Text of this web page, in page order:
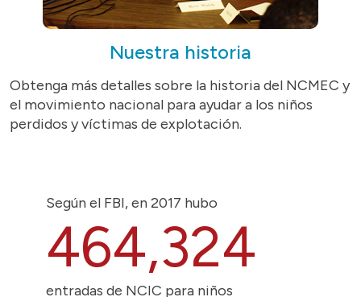
Nuestra historia
Obtenga más detalles sobre la historia del NCMEC y
el movimiento nacional para ayudar a los niños
perdidos y víctimas de explotación.
Según el FBI, en 2017 hubo
464,324
entradas de NCIC para niños